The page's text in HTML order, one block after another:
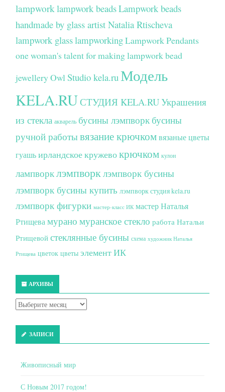
lampwork lampwork beadsLampwork beads
handmade by glass artist Natalia Rtischeva
lampwork glasslampworkingLampwork Pendants
one woman's talent for making lampwork bead
jewelleryOwl Studio kela.ru Модель
KELA.RUСТУДИЯ KELA.RUУкрашения
из стекла акварель бусины лэмпворк бусины
ручной работывязание крючкомвязаные цветы
гуашьирландское кружевокрючком кулон
лампворклэмпворк лэмпворк бусины
лэмпворк бусины купить лэмпворк студия kela.ru
лэмпворк фигурки мастер-класс ИК мастер Наталья
Ртищевамурано муранское стекло работа Натальи
Ртищевой стеклянные бусины схема художник Наталья
Ртищева цветок цветы элемент ИК
АРХИВЫ
ЗАПИСИ
Живописный мир
С Новым 2017 годом!